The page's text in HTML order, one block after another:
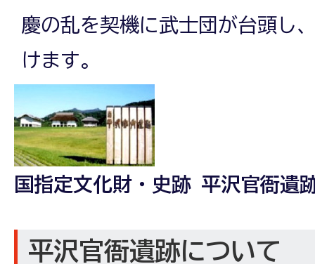
慶の乱を契機に武士団が台頭し
けます。
国指定文化財・史跡 平沢官衙遺
平沢官衙遺跡について